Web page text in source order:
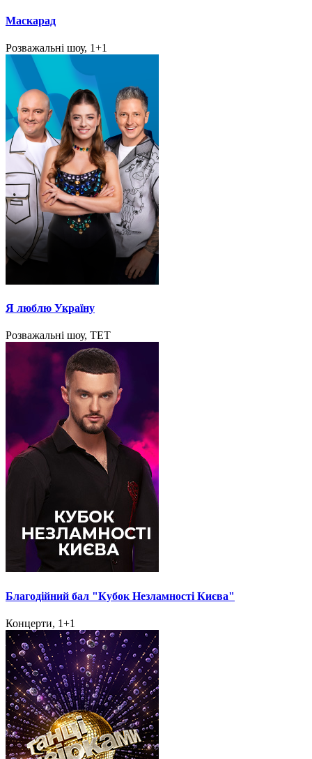
Маскарад
Розважальні шоу, 1+1
Я люблю Україну
Розважальні шоу, ТЕТ
Благодійний бал "Кубок Незламності Києва"
Концерти, 1+1